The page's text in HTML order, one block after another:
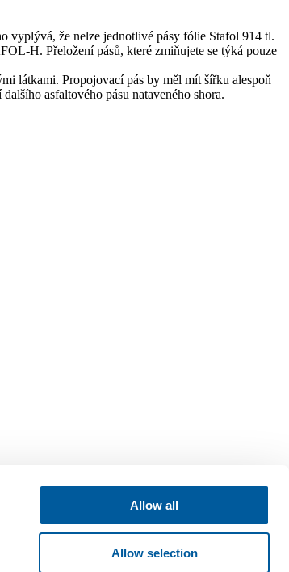
Allow all
Allow selection
vyplývá, že nelze jednotlivé pásy fólie Stafol 914 tl.
H. Přeložení pásů, které zmiňujete se týká pouze
látkami. Propojovací pás by měl mít šířku alespoň
asfaltového pásu nataveného shora.